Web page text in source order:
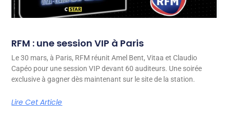
RFM : une session VIP à Paris
Le 30 mars, à Paris, RFM réunit Amel Bent, Vitaa et Claudio
Capéo pour une session VIP devant 60 auditeurs. Une soirée
exclusive à gagner dès maintenant sur le site de la station.
Lire Cet Article